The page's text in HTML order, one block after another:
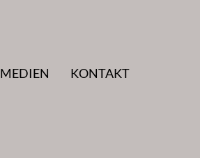
MEDIEN KONTAKT